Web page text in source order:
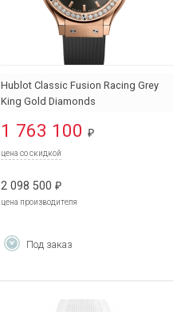
Hublot Classic Fusion Racing Grey
King Gold Diamonds
1 763 100 ₽
цена со скидкой
2 098 500 ₽
цена производителя
Под заказ